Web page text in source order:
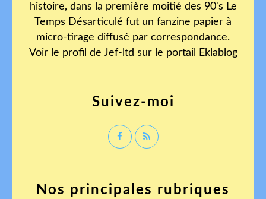
histoire, dans la première moitié des 90's Le
Temps Désarticulé fut un fanzine papier à
micro-tirage diffusé par correspondance.
Voir le profil de Jef-ltd sur le portail Eklablog
Suivez-moi
Nos principales rubriques